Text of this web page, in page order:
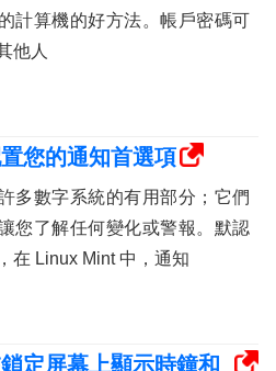
計算機的好方法。帳戶密碼可
他人
您的通知首選項
多數字系統的有用部分；它們
您了解任何變化或警報。默認
在 Linux Mint 中，通知
定屏幕上顯示時鐘和